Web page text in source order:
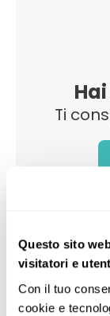
Questo sito
visitatori e
Con il tuo
cookie e
Ti
Categorie